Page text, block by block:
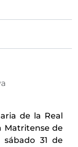
Vega, José
Carlos V
de Quevedo
de
van
Vicente
de la Real
Matritense de
31 de